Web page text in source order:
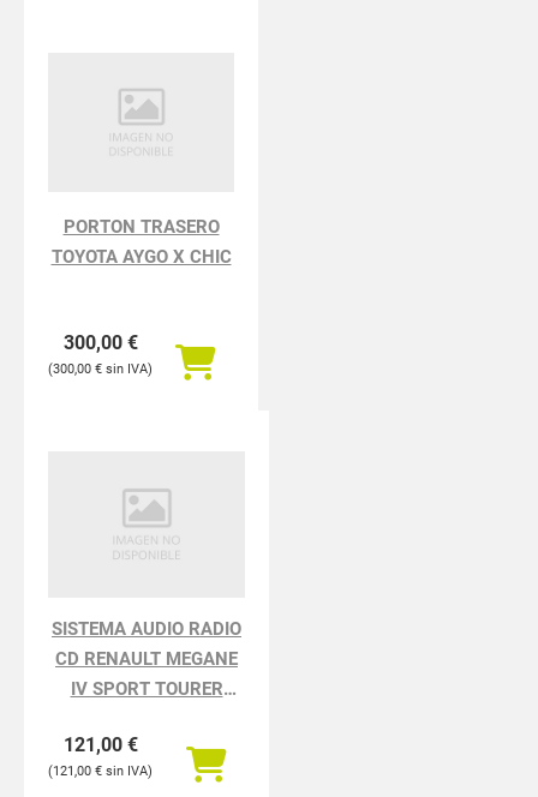
PORTON TRASERO
TOYOTA AYGO X CHIC
300,00 €
300,00 €
SISTEMA AUDIO RADIO
CD RENAULT MEGANE
IV SPORT TOURER
121,00 €
121,00 €